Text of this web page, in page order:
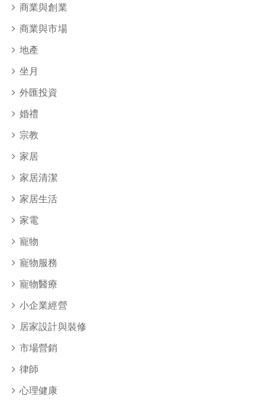
商業與創業
商業與市場
地產
坐月
外匯投資
婚禮
宗教
家居
家居清潔
家居生活
家電
寵物
寵物服務
寵物醫療
小企業經營
居家設計與裝修
市場營銷
律師
心理健康